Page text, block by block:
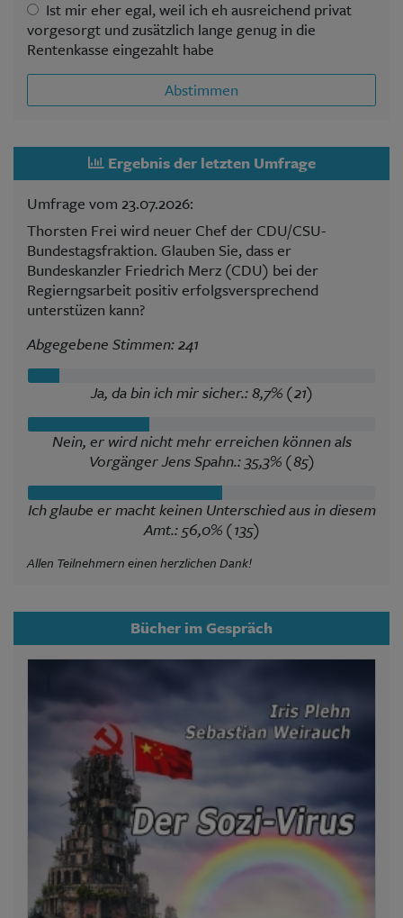
Ist mir eher egal, weil ich eh ausreichend privat
vorgesorgt und zusätzlich lange genug in die
Rentenkasse eingezahlt habe
Abstimmen
Ergebnis der letzten Umfrage
Umfrage vom 23.07.2026:
Thorsten Frei wird neuer Chef der CDU/CSU-
Bundestagsfraktion. Glauben Sie, dass er
Bundeskanzler Friedrich Merz (CDU) bei der
Regierngsarbeit positiv erfolgsversprechend
unterstüzen kann?
Abgegebene Stimmen: 241
Ja, da bin ich mir sicher.: 8,7% (21)
Nein, er wird nicht mehr erreichen können als
Vorgänger Jens Spahn.: 35,3% (85)
Ich glaube er macht keinen Unterschied aus in diesem
Amt.: 56,0% (135)
Allen Teilnehmern einen herzlichen Dank!
Bücher im Gespräch